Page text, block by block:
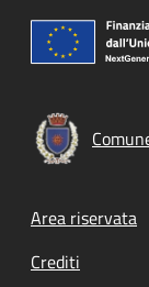
Footer
Area riservata
Crediti